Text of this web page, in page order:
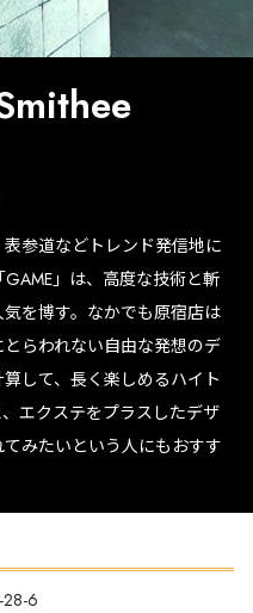
参道などトレンド発信地に
」は、高度な技術と斬
を博す。なかでも原宿店は
らわれない自由な発想のデ
して、長く楽しめるハイト
エクステをプラスしたデザ
みたいという人にもおすす
6